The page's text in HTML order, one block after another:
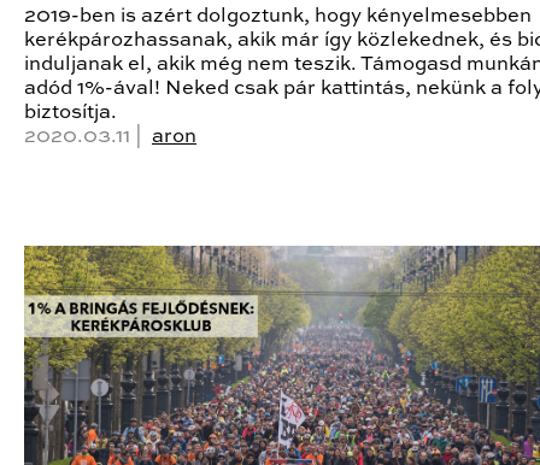
2019-ben is azért dolgoztunk, hogy kényelmesebben
kerékpározhassanak, akik már így közlekednek, és
induljanak el, akik még nem teszik. Támogasd
adód 1%-ával! Neked csak pár kattintás, nekünk a
biztosítja.
2020.03.11 | aron